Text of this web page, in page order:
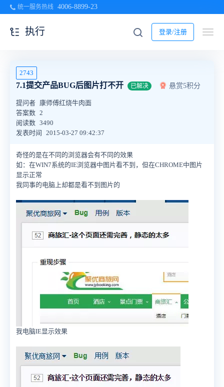
统一服务热线 4006-8899-23
登录/注册
执行
2743
7.1提交产品BUG后图片打不开 已解决 悬赏5积分
提问者 康师傅红烧牛肉面
答案数 2
阅读数 3490
发表时间
2015-03-27 09:42:37
奇怪的是在不同的浏览器会有不同的效果
如：在WIN7系统的IE浏览器中图片看不到，但在CHROME中图片
显示正常
我同事的电脑上却都是看不到图片的
我电脑IE显示效果